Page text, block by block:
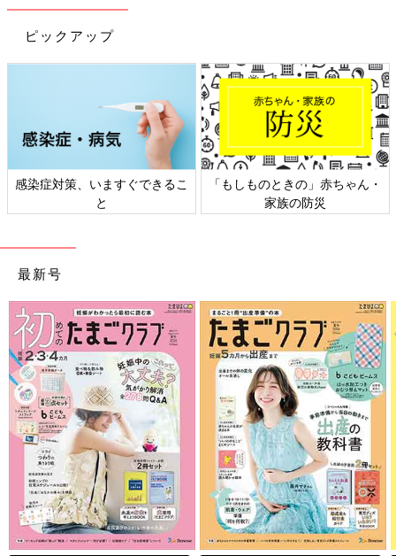
EITOさん(@eight_babyboy)がシェアした投稿-2019年 5月月6日午後9時08分PDT
まらなくかわいい！」と大絶賛！
箱までかわいい！！ギフトにもおすすめ♪
ピックアップ
感染症対策、いますぐできるこ
と
「もしものときの」赤ちゃん・
家族の防災
最新号